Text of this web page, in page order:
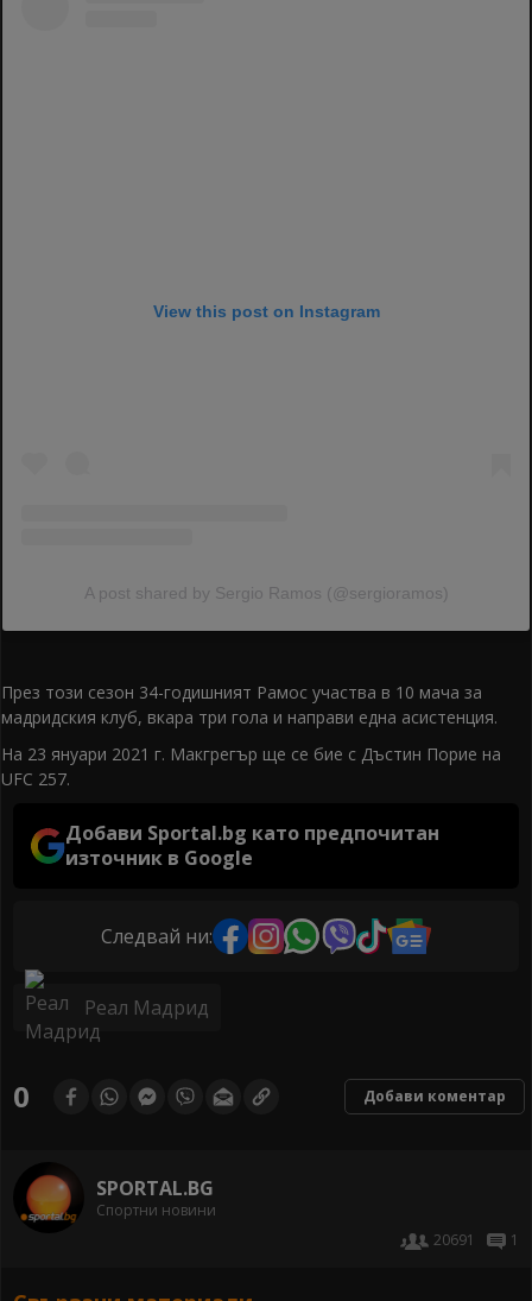
View this post on Instagram
A post shared by Sergio Ramos (@sergioramos)
През този сезон 34-годишният Рамос участва в 10 мача за
мадридския клуб, вкара три гола и направи една асистенция.
На 23 януари 2021 г. Макгрегър ще се бие с Дъстин Порие на
UFC 257.
Добави Sportal.bg като предпочитан
източник в Google
Следвай ни:
Реал Мадрид
0 Добави коментар
SPORTAL.BG
Спортни новини
20691
1